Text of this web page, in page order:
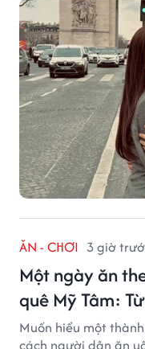
ĂN - CHƠI 3 giờ
Một ngày ăn
quê Mỹ Tâm:
Muốn hiểu một
cách người dân ăn